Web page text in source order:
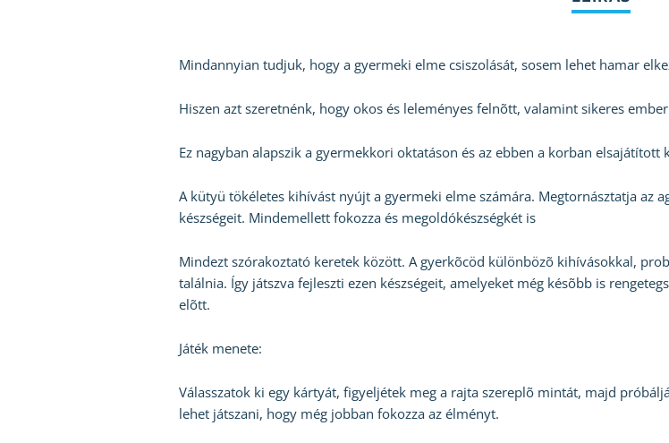
Mindannyian tudjuk, hogy a gyermeki elme csiszolását, sosem lehet hamar
Hiszen azt szeretnénk, hogy okos és leleményes felnõtt, valamint sikeres
Ez nagyban alapszik a gyermekkori oktatáson és az ebben a korban elsajátított
A kütyü tökéletes kihívást nyújt a gyermeki elme számára. Megtornásztatja az
készségeit. Mindemellett fokozza és megoldókészségkét is
Mindezt szórakoztató keretek között. A gyerkõcöd különbözõ kihívásokkal,
találnia. Így játszva fejleszti ezen készségeit, amelyeket még késõbb is
elõtt.
Játék menete:
Válasszatok ki egy kártyát, figyeljétek meg a rajta szereplõ mintát, majd
lehet játszani, hogy még jobban fokozza az élményt.